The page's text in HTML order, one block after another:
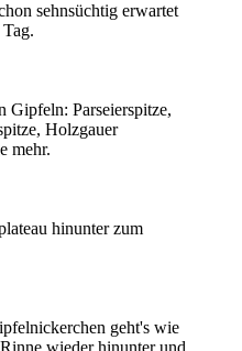
sehnsüchtig erwartet
Gipfeln: Parseierspitze,
Holzgauer
mehr.
hinunter zum
geht's wie
wieder hinunter und